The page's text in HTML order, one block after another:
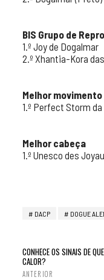
BIS Grupo de
1.º Joy de Dogalmar
2.º Xhantia-Kora
Melhor movimento
1.º Perfect Storm
Melhor cabeça
1.º Unesco des
DACP DOGUE
CONHECE OS SINAIS DE
CALOR?
ANTERIOR